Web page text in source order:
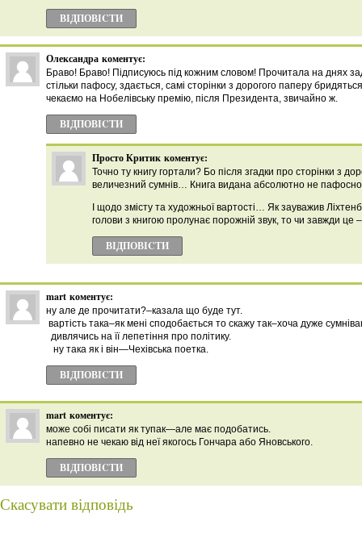
ВІДПОВІCТИ
Олександра коментує:
Браво! Браво! Підписуюсь під кожним словом! Прочитала на днях
стільки пафосу, здається, самі сторінки з дорогого паперу
чекаємо на Нобелівську премію, після Президента, звичайно ж.
ВІДПОВІCТИ
Просто Критик коментує:
Точно ту книгу гортали? Бо після згадки про сторінки з
величезний сумнів… Книга видана абсолютно не
І щодо змісту та художньої вартості… Як зауважив
голови з книгою пролунає порожній звук, то чи завжди це –
ВІДПОВІCТИ
mart коментує:
ну але де прочитати?–казала що буде тут.
вартість така–як мені сподобається то скажу так–хоча дуже
дивлячись на її лепетіння про політику.
ну така як і він—Чехівська поетка.
ВІДПОВІCТИ
mart коментує:
може собі писати як тупак—але має подобатись.
напевно не чекаю від неї якогось Гончара або Яновського.
ВІДПОВІCТИ
Скасувати відповідь